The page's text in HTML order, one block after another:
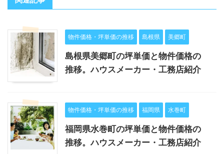
物件価格・坪単価の推移 島根県 美郷町
島根県美郷町の坪単価と物件価格の
推移。ハウスメーカー・工務店紹介
物件価格・坪単価の推移 福岡県 水巻町
福岡県水巻町の坪単価と物件価格の
推移。ハウスメーカー・工務店紹介